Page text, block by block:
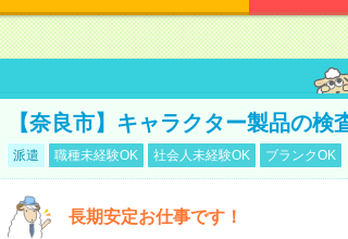
【奈良市】キャラクター製品の検
派遣 職種未経験OK 社会人未経験OK ブランクOK
長期安定お仕事です！